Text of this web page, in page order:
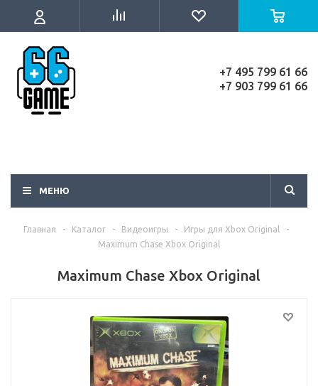
+7 495 799 61 66
+7 903 799 61 66
МЕНЮ
Главная - Каталог - Видеоигры - Игры для Xbox Original
-
Maximum Chase Xbox Original
Maximum Chase Xbox Original